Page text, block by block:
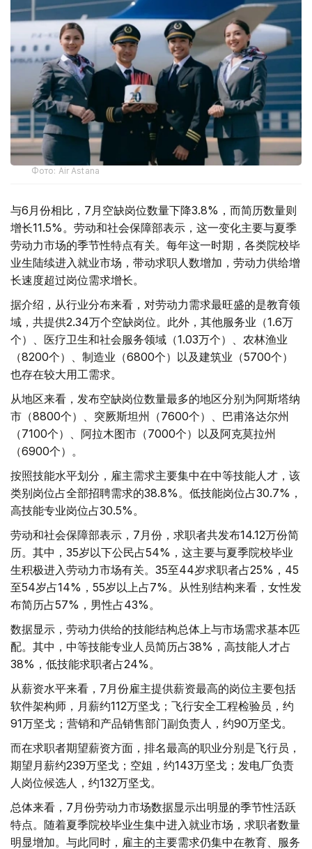
Фото: Air Astana
与6月份相比，7月空缺岗位数量下降3.8%，而简历数量则
增长11.5%。劳动和社会保障部表示，这一变化主要与夏季
劳动力市场的季节性特点有关。每年这一时期，各类院校毕
业生陆续进入就业市场，带动求职人数增加，劳动力供给增
长速度超过岗位需求增长。
据介绍，从行业分布来看，对劳动力需求最旺盛的是教育领
域，共提供2.34万个空缺岗位。此外，其他服务业（1.6万
个）、医疗卫生和社会服务领域（1.03万个）、农林渔业
（8200个）、制造业（6800个）以及建筑业（5700个）
也存在较大用工需求。
从地区来看，发布空缺岗位数量最多的地区分别为阿斯塔纳
市（8800个）、突厥斯坦州（7600个）、巴甫洛达尔州
（7100个）、阿拉木图市（7000个）以及阿克莫拉州
（6900个）。
按照技能水平划分，雇主需求主要集中在中等技能人才，该
类别岗位占全部招聘需求的38.8%。低技能岗位占30.7%，
高技能专业岗位占30.5%。
劳动和社会保障部表示，7月份，求职者共发布14.12万份简
历。其中，35岁以下公民占54%，这主要与夏季院校毕业
生积极进入劳动力市场有关。35至44岁求职者占25%，45
至54岁占14%，55岁以上占7%。从性别结构来看，女性发
布简历占57%，男性占43%。
数据显示，劳动力供给的技能结构总体上与市场需求基本匹
配。其中，中等技能专业人员简历占38%，高技能人才占
38%，低技能求职者占24%。
从薪资水平来看，7月份雇主提供薪资最高的岗位主要包括
软件架构师，月薪约112万坚戈；飞行安全工程检验员，约
91万坚戈；营销和产品销售部门副负责人，约90万坚戈。
而在求职者期望薪资方面，排名最高的职业分别是飞行员，
期望月薪约239万坚戈；空姐，约143万坚戈；发电厂负责
人岗位候选人，约132万坚戈。
总体来看，7月份劳动力市场数据显示出明显的季节性活跃
特点。随着夏季院校毕业生集中进入就业市场，求职者数量
明显增加。与此同时，雇主的主要需求仍集中在教育、服务